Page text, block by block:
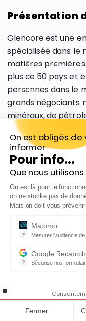
On est obligés de
informer
Pour info...
Que nous
On est là pour le
on ne stocke pas de
Mais on doit vous
?
Matomo
Mesurer l'audience de
?
Google
Sécurise nos
stop loading
Fermer
Présentation
Glencore est une
spécialisée dans le
matières
plus de 50 pays et
personnes dans le
grands négociants
minéraux, de
agricoles.
L’action Glencore
Londres sous le
l’indice FTSE 100,
entreprises
de l’indice Euro
grandes
Consulter
secteurs les plus
performants en
Analyse
Glencore
notre
politique de